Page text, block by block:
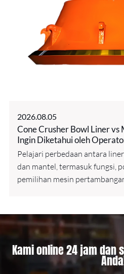
2026.08.05
Cone Crusher Bowl Liner vs
Ingin Diketahui oleh
Pelajari perbedaan antara
dan mantel, termasuk fungsi,
pemilihan mesin
Kami online 24 jam dan